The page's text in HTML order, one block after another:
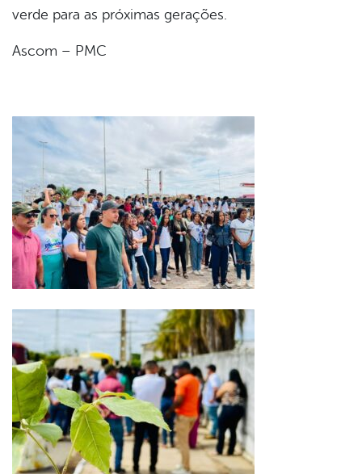
verde para as próximas gerações.
Ascom – PMC